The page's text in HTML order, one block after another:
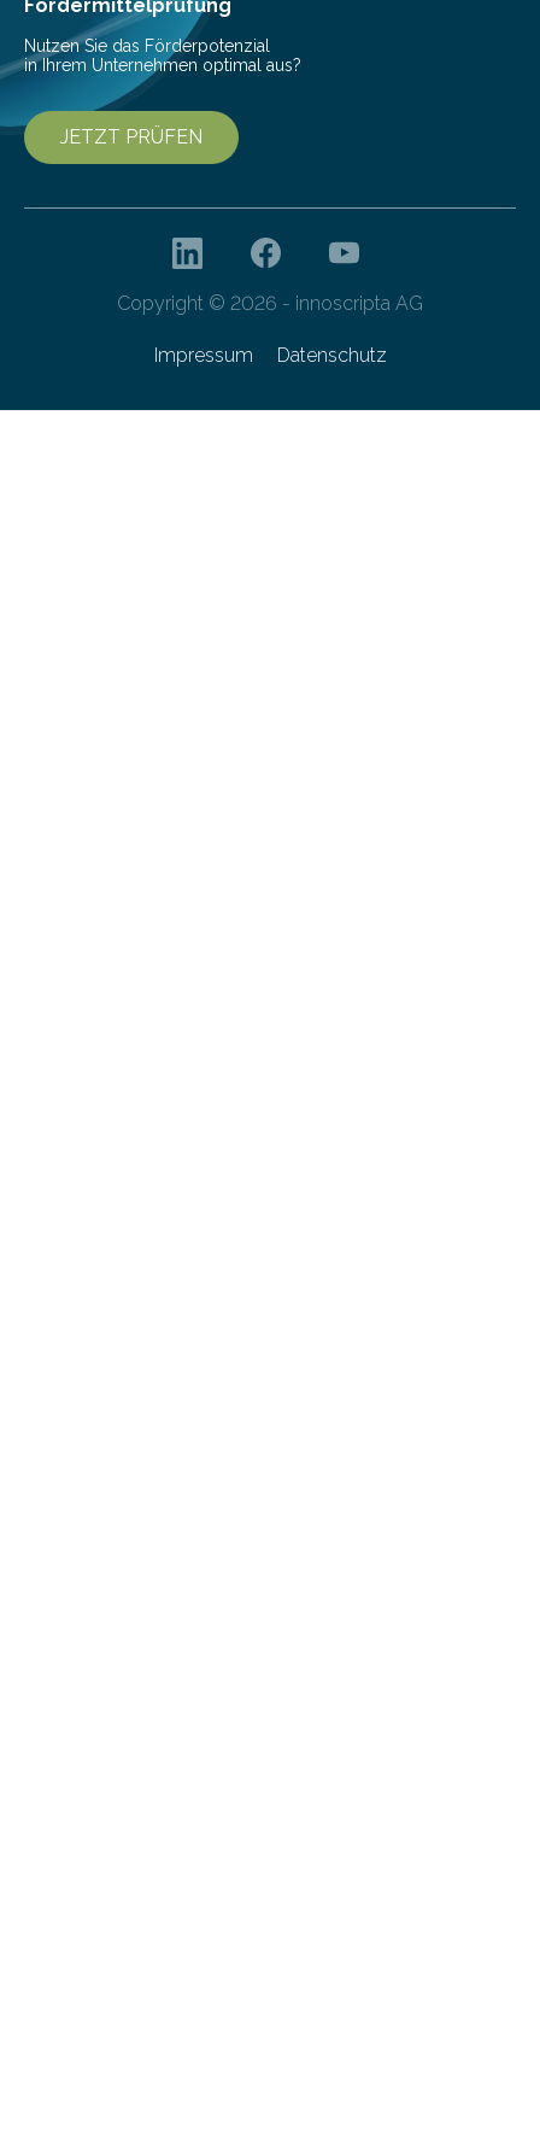
Fördermittelprüfung
Nutzen Sie das Förderpotenzial
in Ihrem Unternehmen optimal aus?
JETZT PRÜFEN
Copyright © 2026 - innoscripta AG
Impressum Datenschutz